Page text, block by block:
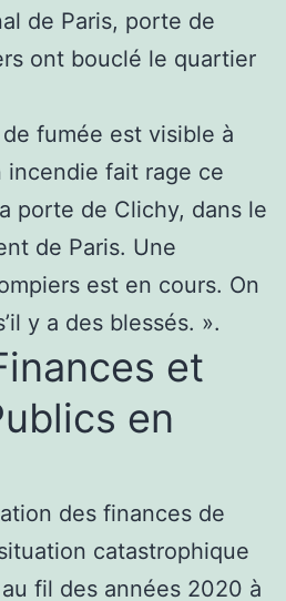
de Paris, porte de
ont bouclé le quartier
de fumée est visible à
incendie fait rage ce
porte de Clichy, dans le
de Paris. Une
est en cours. On
y a des blessés. ».
et
en
des finances de
catastrophique
fil des années 2020 à